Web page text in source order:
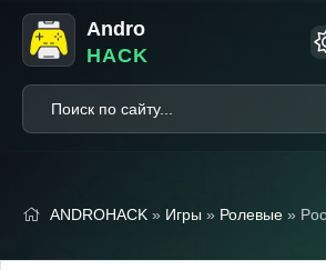
Andro
HACK
ANDROHACK » Игры » Ролевые » Pocket